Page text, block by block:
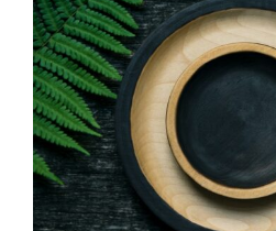
Quarante choses à
jeûne
Jeûne